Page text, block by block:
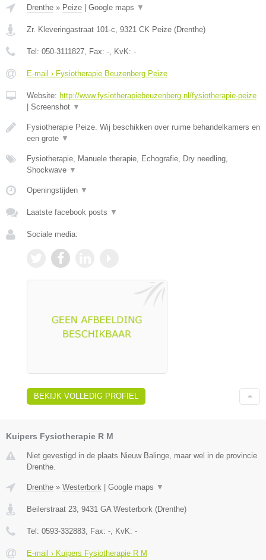
Drenthe » Peize Google maps ▼
Zr. Kleveringastraat 101-c 9321 CK Peize (Drenthe)
Tel: 050-3111827 , Fax: - , KvK: -
E-mail › Fysiotherapie Beuzenberg Peize
Website: http://www.fysiotherapiebeuzenberg.nl/fysiotherapie-peize
Screenshot ▼
Fysiotherapie Peize. Wij beschikken over ruime behandelkamers en
een grote ▼
Fysiotherapie, Manuele therapie, Echografie, Dry needling,
Shockwave ▼
Openingstijden ▼
Laatste facebook posts ▼
Sociale media:
BEKIJK VOLLEDIG PROFIEL
Kuipers Fysiotherapie R M
Niet gevestigd in de plaats Nieuw Balinge, maar wel in de provincie
Drenthe.
Drenthe » Westerbork Google maps ▼
Beilerstraat 23, 9431 GA Westerbork (Drenthe)
Tel: 0593-332883, Fax: -, KvK: -
E-mail › Kuipers Fysiotherapie R M